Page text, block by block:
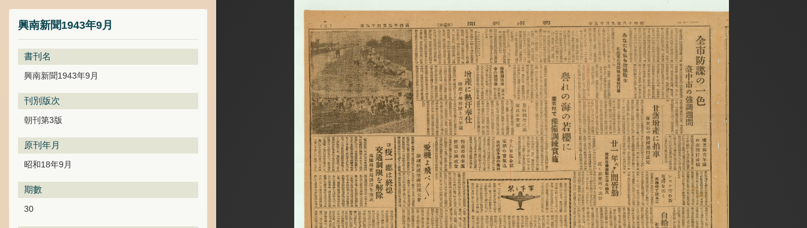
興南新聞1943年9月
書刊名
興南新聞1943年9月
刊別版次
朝刊第3版
原刊年月
昭和18年9月
期數
30